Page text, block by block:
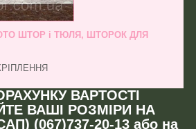
ШТОР і ТЮЛЯ, ШТОРОК ДЛЯ
ВАРТОСТІ
ВАШІ РОЗМІРИ НА
(067)737-20-13 або на